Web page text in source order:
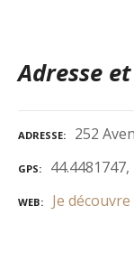
Adresse
ADRESSE 252
GPS
WEB Je